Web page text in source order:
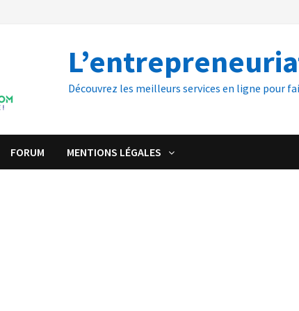
Découvrez les meilleurs services en ligne pour
FORUM MENTIONS LÉGALES